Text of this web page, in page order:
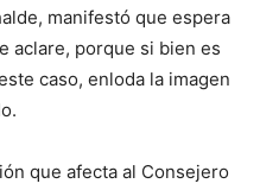
manifestó que espera
aclare, porque si bien es
caso, enloda la imagen
que afecta al Consejero